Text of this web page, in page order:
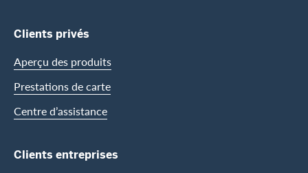
Clients privés
Aperçu des produits
Prestations de carte
Centre d’assistance
Clients entreprises